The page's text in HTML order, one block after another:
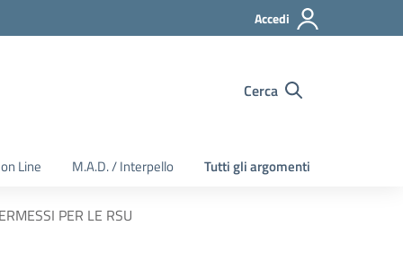
Accedi
Cerca
Line M.A.D. / Interpello Tutti gli argomenti
PER LE RSU